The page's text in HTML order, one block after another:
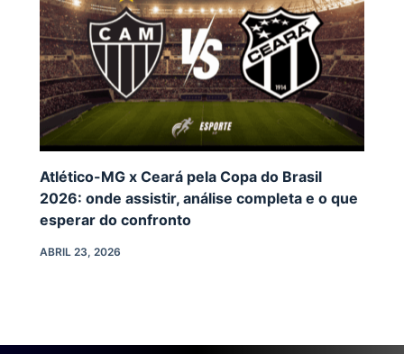
Atlético-MG x Ceará pela Copa do Brasil
2026: onde assistir, análise completa e o que
esperar do confronto
ABRIL 23, 2026